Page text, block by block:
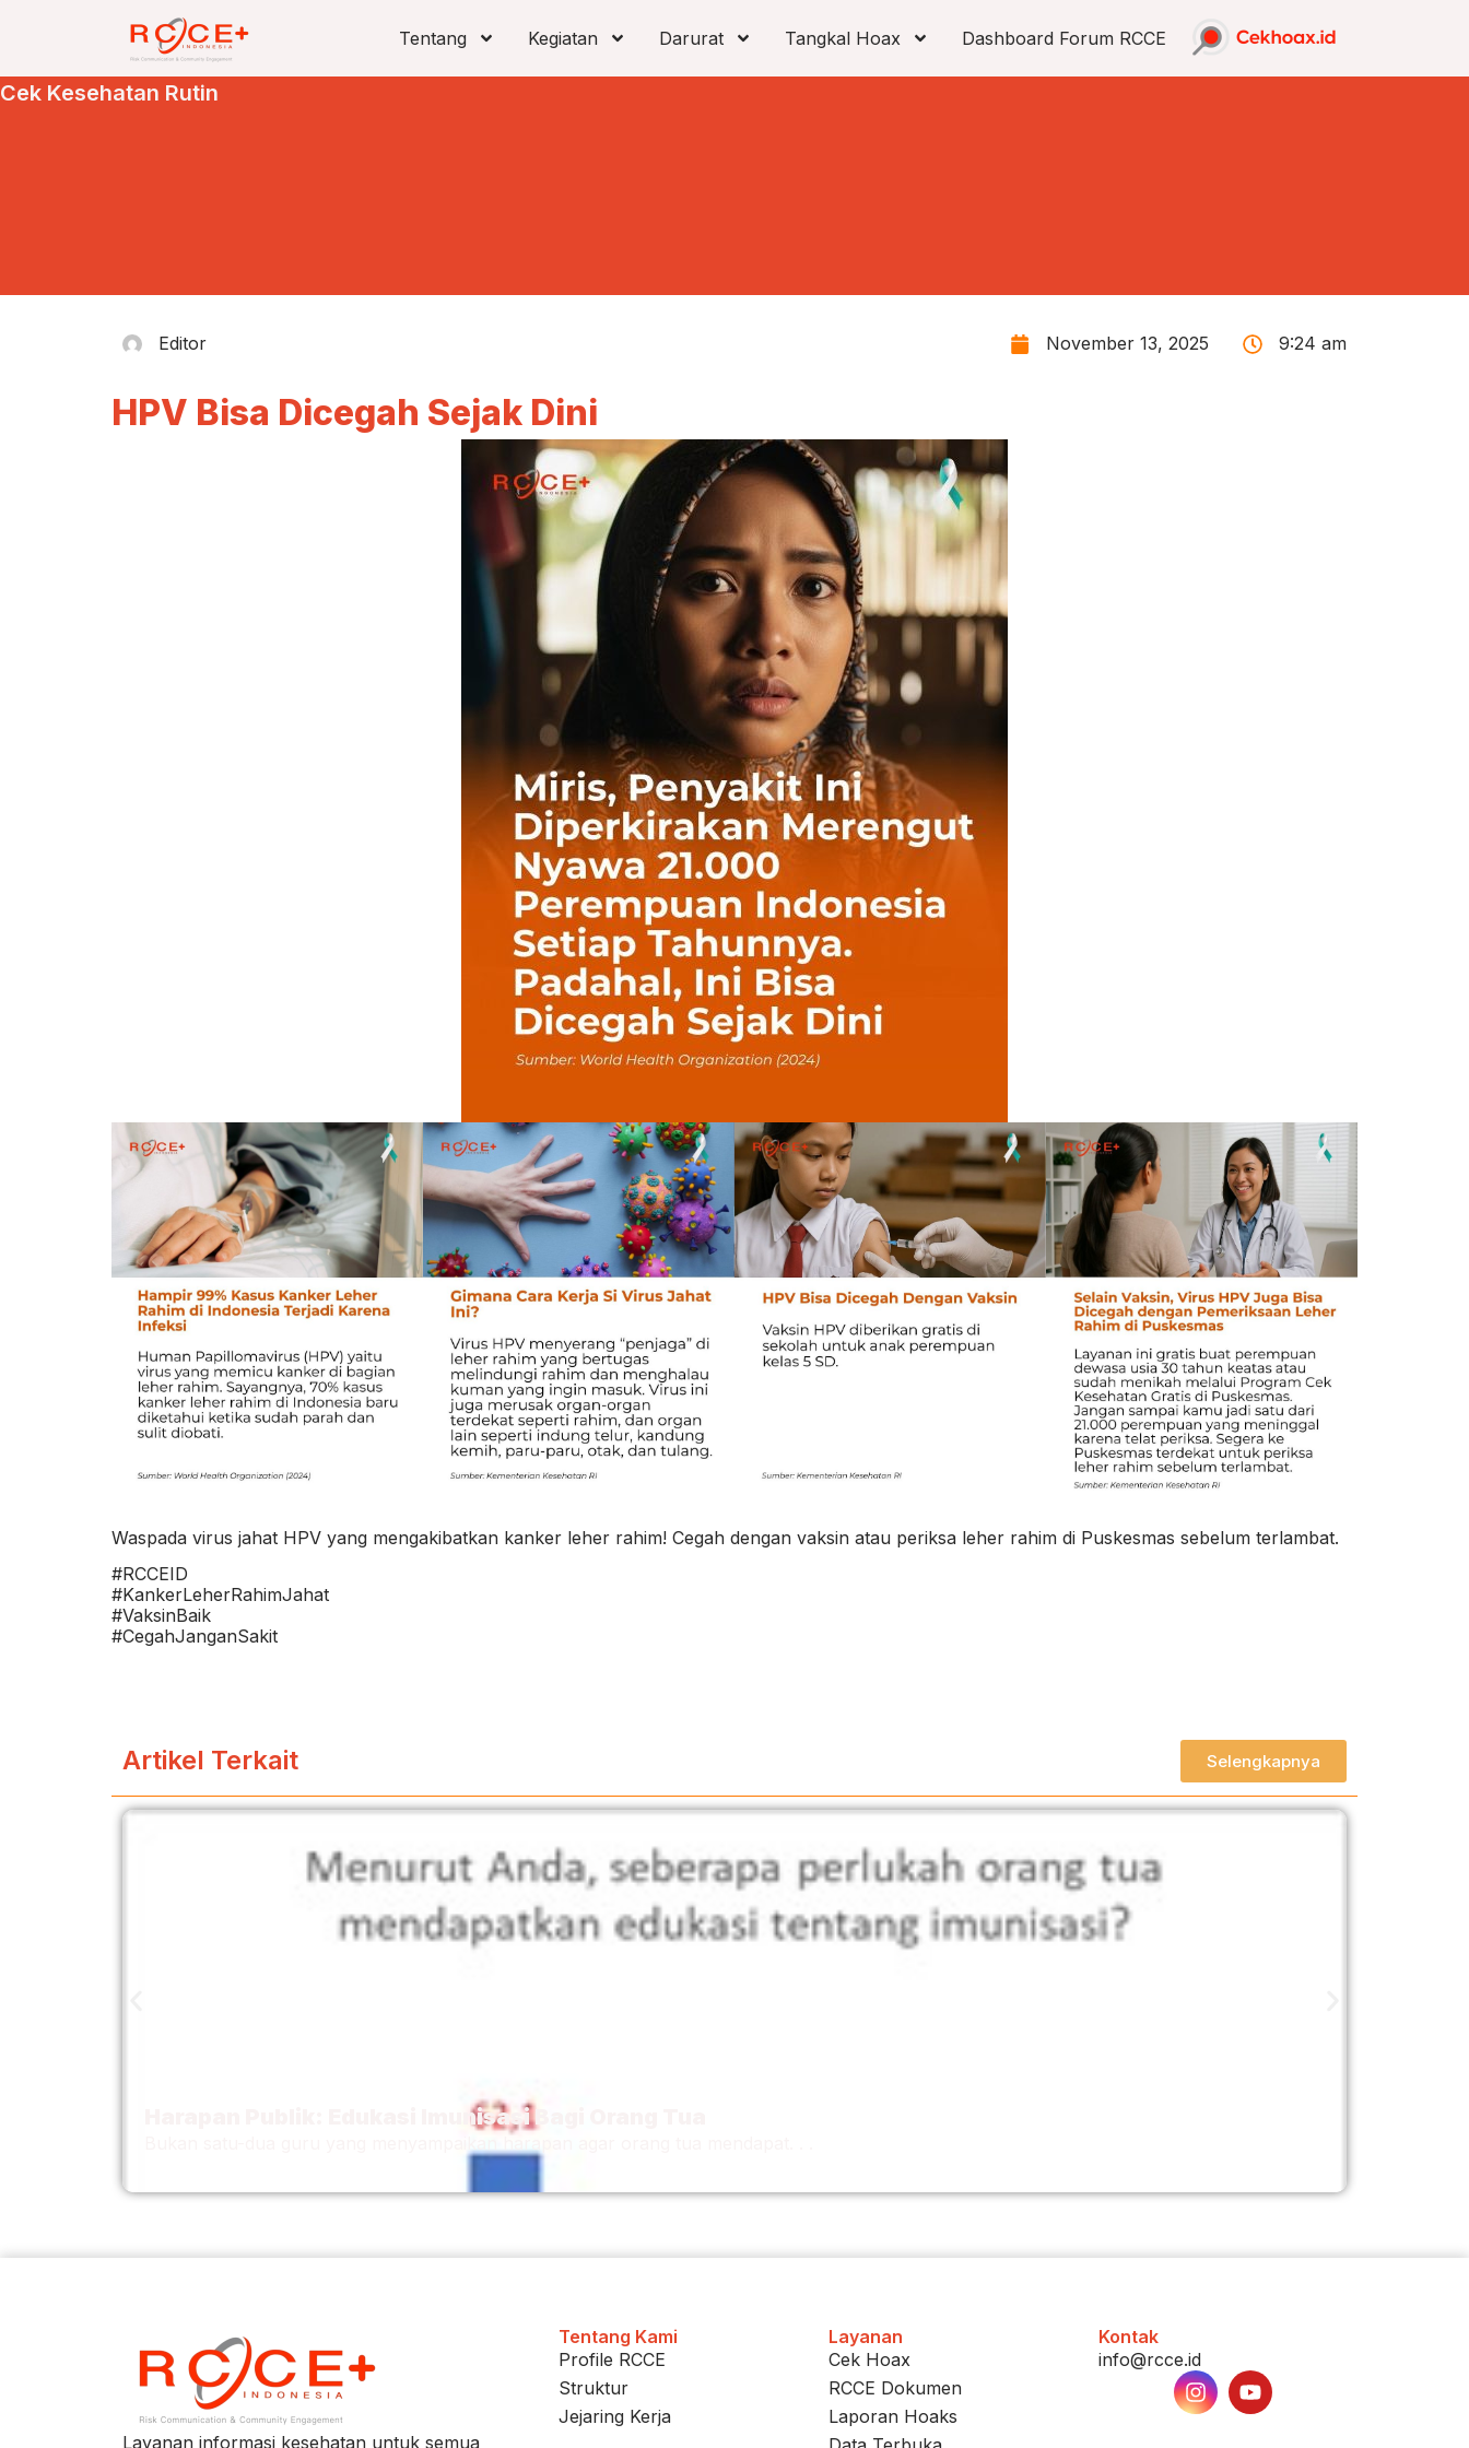
Tentang Kegiatan Darurat Tangkal Hoax Dashboard Forum RCCE
Cek Kesehatan Rutin
Editor November 13, 2025 9:24 am
HPV Bisa Dicegah Sejak Dini
Waspada virus jahat HPV yang mengakibatkan kanker leher rahim! Cegah dengan vaksin atau periksa leher rahim di Puskesmas sebelum terlambat.
#RCCEID
#KankerLeherRahimJahat
#VaksinBaik
#CegahJanganSakit
Artikel Terkait Selengkapnya
Harapan Publik: Edukasi Imunisasi Bagi Orang Tua
Layanan informasi kesehatan untuk semua
Tentang Kami
Profile RCCE
Struktur
Jejaring Kerja
Layanan
Cek Hoax
RCCE Dokumen
Laporan Hoaks
Kontak
info@rcce.id